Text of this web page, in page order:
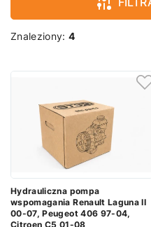
Znaleziony:4
Hydrauliczna pompa
wspomagania Renault Laguna II
00-07, Peugeot 406 97-04,
Citroen C5 01-08